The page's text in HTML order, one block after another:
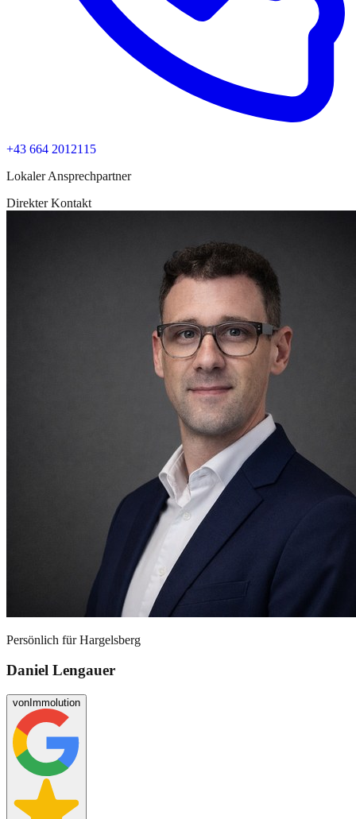
+43 664 2012115
Lokaler Ansprechpartner
Direkter Kontakt
Persönlich fürHargelsberg
Daniel Lengauer
von Immolution